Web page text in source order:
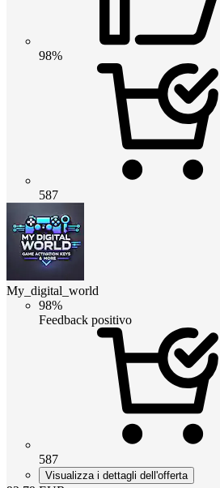
98%
587
My_digital_world
98%
Feedback positivo
587
Visualizza i dettagli dell'offerta